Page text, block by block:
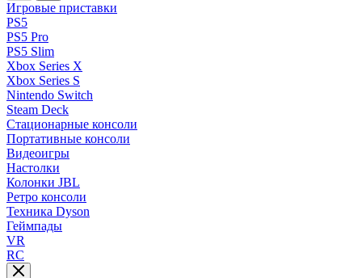
Игровые приставки
PS5
PS5 Pro
PS5 Slim
Xbox Series X
Xbox Series S
Nintendo Switch
Steam Deck
Стационарные консоли
Портативные консоли
Видеоигры
Настолки
Колонки JBL
Ретро консоли
Техника Dyson
Геймпады
VR
RC